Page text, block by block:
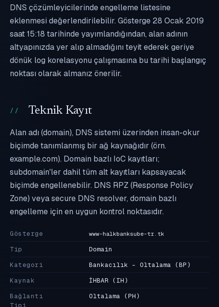
DNS çözümleyicilerinde engelleme listesine
eklenmesi değerlendirilebilir. Gösterge 28 Ocak 2019
saat 15:18 tarihinde yayımlandığından, alan adının
altyapınızda yer alıp almadığını teyit ederek geriye
dönük log korelasyonu çalışmasına bu tarihi başlangıç
noktası olarak almanız önerilir.
Teknik Kayıt
Alan adı (domain), DNS sistemi üzerinden insan-okur
biçimde tanımlanmış bir ağ kaynağıdır (örn.
example.com). Domain bazlı IoC kayıtları;
subdomain'ler dahil tüm alt kayıtları kapsayacak
biçimde engellenebilir. DNS RPZ (Response Policy
Zone) veya secure DNS resolver, domain bazlı
engelleme için en uygun kontrol noktasıdır.
Gösterge www-halkbanksube-tr.tk
Tip
Domain
Kategori
Bankacılık - Oltalama (BP)
Kaynak
İHBAR (IH)
Bağlantı
Tipi
Oltalama (PH)